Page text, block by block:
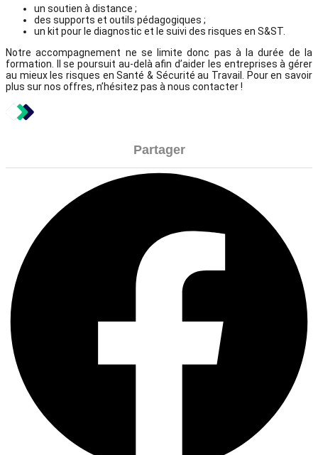
un soutien à distance ;
des supports et outils pédagogiques ;
un kit pour le diagnostic et le suivi des risques en S&ST.
Notre accompagnement ne se limite donc pas à la durée de la
formation. Il se poursuit au-delà afin d’aider les entreprises à gérer
au mieux les risques en Santé & Sécurité au Travail. Pour en savoir
plus sur nos offres, n’hésitez pas à nous contacter !
Partager